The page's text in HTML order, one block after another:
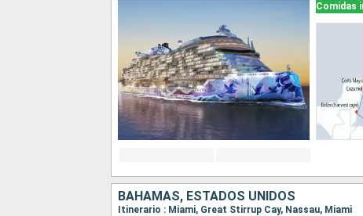
Comidas
BAHAMAS, ESTADOS UNIDOS
Itinerario : Miami, Great Stirrup Cay, Nassau, Miami